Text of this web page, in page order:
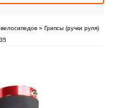
» Грипсы (ручки руля)